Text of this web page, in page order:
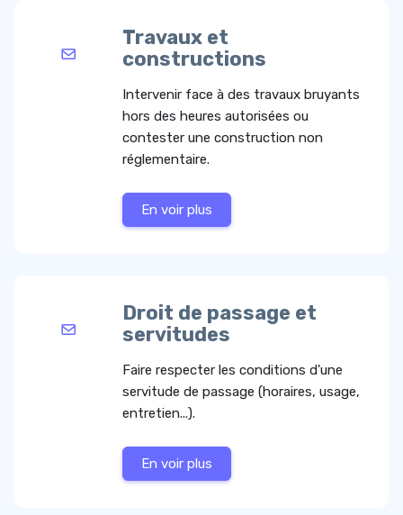
Travaux et
constructions
Intervenir face à des travaux bruyants
hors des heures autorisées ou
contester une construction non
réglementaire.
En voir plus
Droit de passage et
servitudes
Faire respecter les conditions d'une
servitude de passage (horaires, usage,
entretien...).
En voir plus